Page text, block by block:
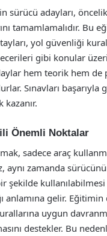
sürücü adayları,
tamamlamalıdır. Bu
yol güvenliği
gibi konular
hem teorik hem de
Sınavları başarıyla
Önemli Noktalar
sadece araç
aynı zamanda
şekilde
anlamına gelir.
uygun
destekler. Bu